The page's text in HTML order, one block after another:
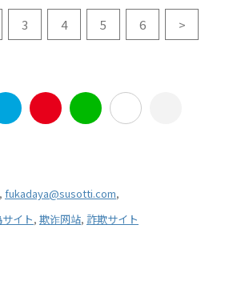
3 4 5 6 >
, fukadaya@susotti.com,
イト, 欺诈网站, 詐欺サイト